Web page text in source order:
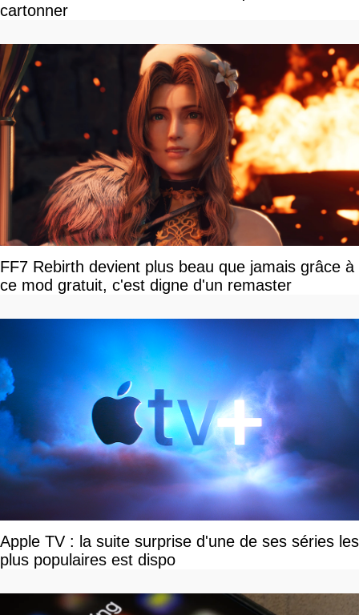
cartonner
FF7 Rebirth devient plus beau que jamais grâce à
ce mod gratuit, c'est digne d'un remaster
Apple TV : la suite surprise d'une de ses séries les
plus populaires est dispo